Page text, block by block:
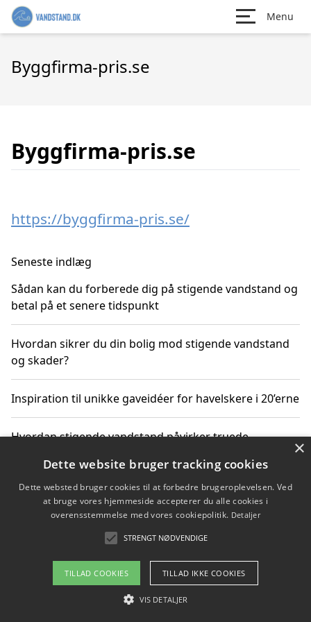
Menu
Byggfirma-pris.se
Byggfirma-pris.se
https://byggfirma-pris.se/
Seneste indlæg
Sådan kan du forberede dig på stigende vandstand og
betal på et senere tidspunkt
Hvordan sikrer du din bolig mod stigende vandstand
og skader?
Inspiration til unikke gaveidéer for havelskere i 20’erne
Hvordan stigende vandstand påvirker truede
Sådan vælger du de bedste vandrerygsække til
vandreture i Danmark
Copyright 2026 - Pilanto Aps
Om / kontakt
×
Dette website bruger tracking cookies
Dette websted bruger cookies til at forbedre brugeroplevelsen. Ved
at bruge vores hjemmeside accepterer du alle cookies i
overensstemmelse med vores cookiepolitik. Detaljer
STRENGT NØDVENDIGE
TILLAD COOKIES TILLAD IKKE COOKIES
VIS DETALJER